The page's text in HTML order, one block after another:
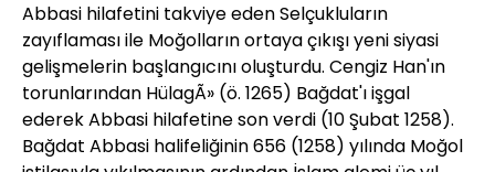
Abbasi hilafetini takviye eden Selçukluların
zayıflaması ile Moğolların ortaya çıkışı yeni siyasi
gelişmelerin başlangıcını oluşturdu. Cengiz Han'ın
torunlarından HülagÃ» (ö. 1265) Bağdat'ı işgal
ederek Abbasi hilafetine son verdi (10 Şubat 1258).
Bağdat Abbasi halifeliğinin 656 (1258) yılında Moğol